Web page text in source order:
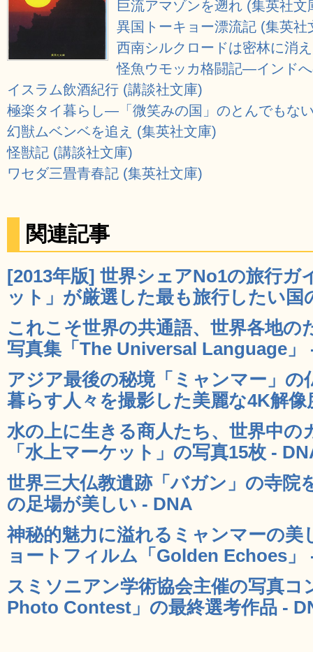
巨流アマゾンを遡れ (集英社文
異国トーキョー漂流記 (集英社
西南シルクロードは密林に消
怪魚ウモッカ格闘記―インド
イスラム飲酒紀行 (講談社文庫)
極楽タイ暮らし―「微笑みの国」のとんでもな
幻獣ムベンベを追え (集英社文庫)
怪獣記 (講談社文庫)
ワセダ三畳青春記 (集英社文庫)
関連記事
[2013年版] 世界シェアNo1の旅行ガ
ット」が厳選した最も旅行したい
これこそ世界の共通語、世界各地の
写真集「The Universal Language」
アジア最後の秘境「ミャンマー」の
暮らす人々を撮影した美麗な4K解
水の上に生きる商人たち、世界中の
「水上マーケット」の写真15枚 -
世界三大仏教遺跡「バガン」の寺院
の足場が美しい - DNA
神秘的魅力に溢れるミャンマーの美
ョートフィルム「Golden Echoes」
スミソニアン学術協会主催の写真
Photo Contest」の最終選考作品 -